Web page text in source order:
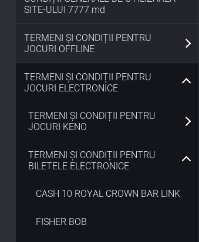
SITE-ULUI 7777.md
TERMENI ȘI CONDIȚII PENTRU
JOCURI OFFLINE
TERMENI ȘI CONDIȚII PENTRU
JOCURI ELECTRONICE
TERMENI ȘI CONDIȚII PENTRU
JOCURI KENO
TERMENI ȘI CONDIȚII PENTRU
BILETELE ELECTRONICE
CASH 10 ROYAL CROWN BAR LINK
FISHER BOB